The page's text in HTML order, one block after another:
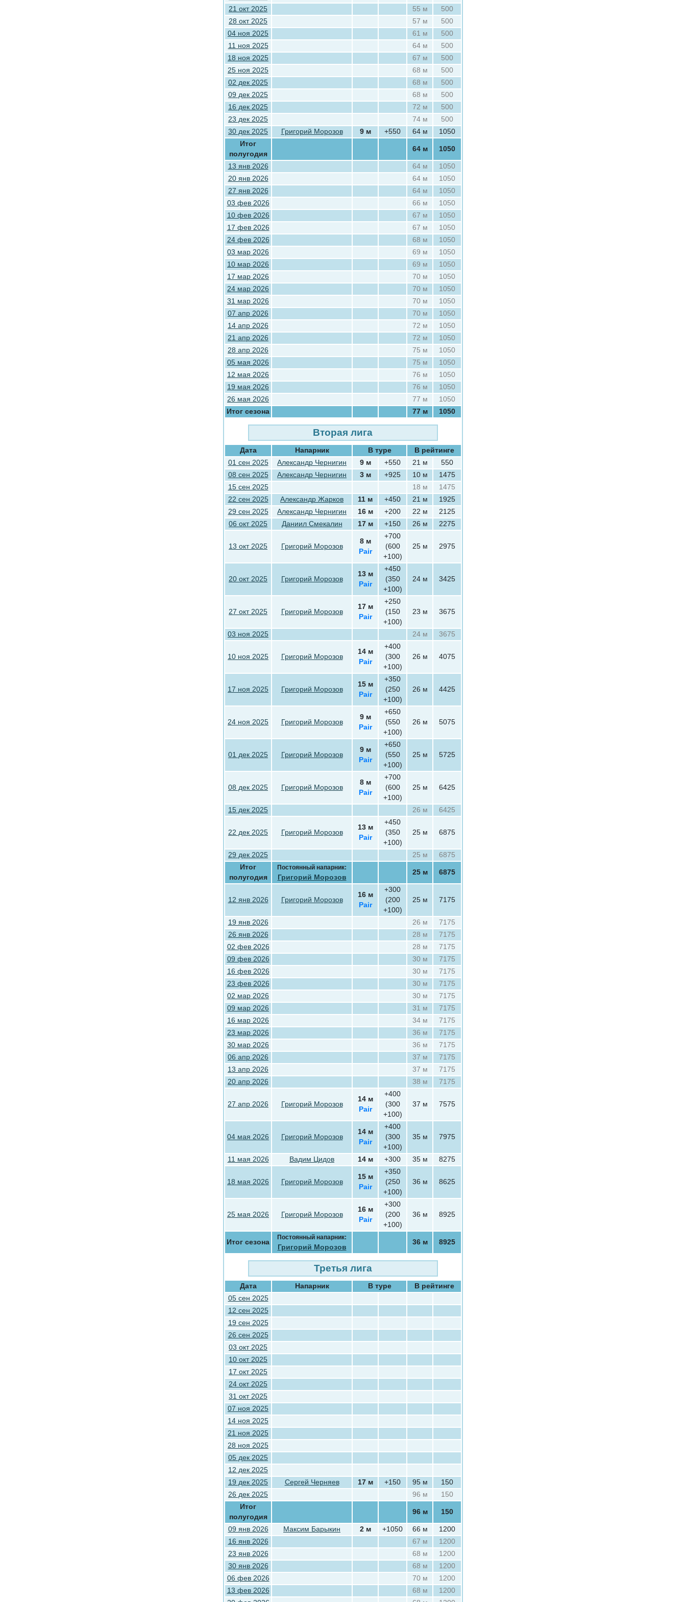
21 окт 2025
55 м
500
28 окт 2025
57 м
500
04 ноя 2025
61 м
500
11 ноя 2025
64 м
500
18 ноя 2025
67 м
500
25 ноя 2025
68 м
500
02 дек 2025
68 м
500
09 дек 2025
68 м
500
16 дек 2025
72 м
500
23 дек 2025
74 м
500
30 дек 2025
Григорий Морозов 9 м +550 64 м
1050
Итог
полугодия
64 м 1050
13 янв 2026 64 м
1050
20 янв 2026
64 м
1050
27 янв 2026
64 м
1050
03 фев 2026
66 м
1050
10 фев 2026
67 м
1050
17 фев 2026
67 м
1050
24 фев 2026
68 м
1050
03 мар 2026
69 м
1050
10 мар 2026
69 м
1050
17 мар 2026
70 м
1050
24 мар 2026
70 м
1050
31 мар 2026
70 м
1050
07 апр 2026
70 м
1050
14 апр 2026
72 м
1050
21 апр 2026
72 м
1050
28 апр 2026
75 м
1050
05 мая 2026
75 м
1050
12 мая 2026
76 м
1050
19 мая 2026
76 м
1050
26 мая 2026
77 м
1050
Итог сезона
77 м 1050
Вторая лига
Дата Напарник В туре
В рейтинге
01 сен 2025
Александр Чернигин 9 м +550 21 м
550
08 сен 2025
Александр Чернигин 3 м +925 10 м
1475
15 сен 2025
18 м
1475
22 сен 2025
Александр Жарков 11 м +450 21 м
1925
29 сен 2025
Александр Чернигин 16 м +200 22 м
2125
06 окт 2025
Даниил Смекалин 17 м +150 26 м 2275
13 окт 2025 Григорий Морозов
8 м
Pair
+700
(600
+100)
25 м 2975
20 окт 2025 Григорий Морозов
13 м
Pair
+450
(350
+100)
24 м 3425
27 окт 2025 Григорий Морозов
17 м
Pair
+250
(150
+100)
23 м 3675
03 ноя 2025 24 м 3675
10 ноя 2025 Григорий Морозов
14 м
Pair
+400
(300
+100)
26 м 4075
17 ноя 2025 Григорий Морозов
15 м
Pair
+350
(250
+100)
26 м 4425
24 ноя 2025 Григорий Морозов
9 м
Pair
+650
(550
+100)
26 м 5075
01 дек 2025 Григорий Морозов
9 м
Pair
+650
(550
+100)
25 м 5725
08 дек 2025 Григорий Морозов
8 м
Pair
+700
(600
+100)
25 м 6425
15 дек 2025 26 м 6425
22 дек 2025 Григорий Морозов
13 м
Pair
+450
(350
+100)
25 м 6875
29 дек 2025 25 м
6875
Итог
полугодия
Постоянный напарник:
Григорий Морозов
25 м 6875
12 янв 2026 Григорий Морозов
16 м
Pair
+300
(200
+100)
25 м 7175
19 янв 2026 26 м
7175
26 янв 2026
28 м
7175
02 фев 2026
28 м
7175
09 фев 2026
30 м
7175
16 фев 2026
30 м
7175
23 фев 2026
30 м
7175
02 мар 2026
30 м
7175
09 мар 2026
31 м
7175
16 мар 2026
34 м
7175
23 мар 2026
36 м
7175
30 мар 2026
36 м
7175
06 апр 2026
37 м
7175
13 апр 2026
37 м
7175
20 апр 2026
38 м 7175
27 апр 2026 Григорий Морозов
14 м
Pair
+400
(300
+100)
37 м 7575
04 мая 2026 Григорий Морозов
14 м
Pair
+400
(300
+100)
35 м 7975
11 мая 2026 Вадим Цидов 14 м +300 35 м 8275
18 мая 2026 Григорий Морозов
15 м
Pair
+350
(250
+100)
36 м 8625
25 мая 2026 Григорий Морозов
16 м
Pair
+300
(200
+100)
36 м 8925
Итог сезона
Постоянный напарник:
Григорий Морозов
36 м 8925
Третья лига
Дата Напарник В туре
В рейтинге
05 сен 2025
12 сен 2025
19 сен 2025
26 сен 2025
03 окт 2025
10 окт 2025
17 окт 2025
24 окт 2025
31 окт 2025
07 ноя 2025
14 ноя 2025
21 ноя 2025
28 ноя 2025
05 дек 2025
12 дек 2025
19 дек 2025
Сергей Черняев 17 м +150 95 м
150
26 дек 2025
96 м
150
Итог
полугодия
96 м 150
09 янв 2026 Максим Барыкин 2 м +1050 66 м
1200
16 янв 2026
67 м
1200
23 янв 2026
68 м
1200
30 янв 2026
68 м
1200
06 фев 2026
70 м
1200
13 фев 2026
68 м
1200